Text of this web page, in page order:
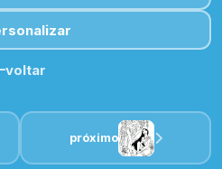
voltar
próximo